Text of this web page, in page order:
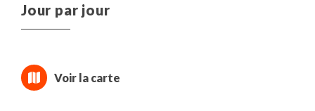
Jour par jour